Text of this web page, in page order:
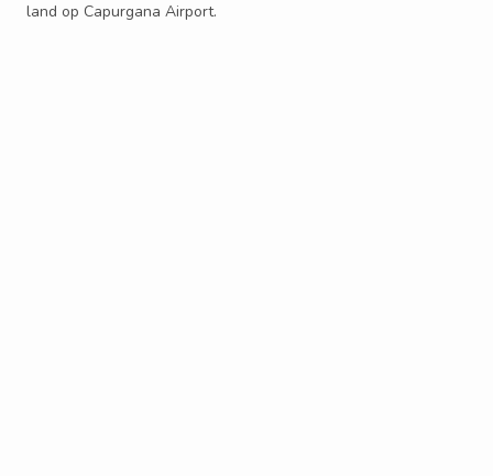
land op Capurgana Airport.